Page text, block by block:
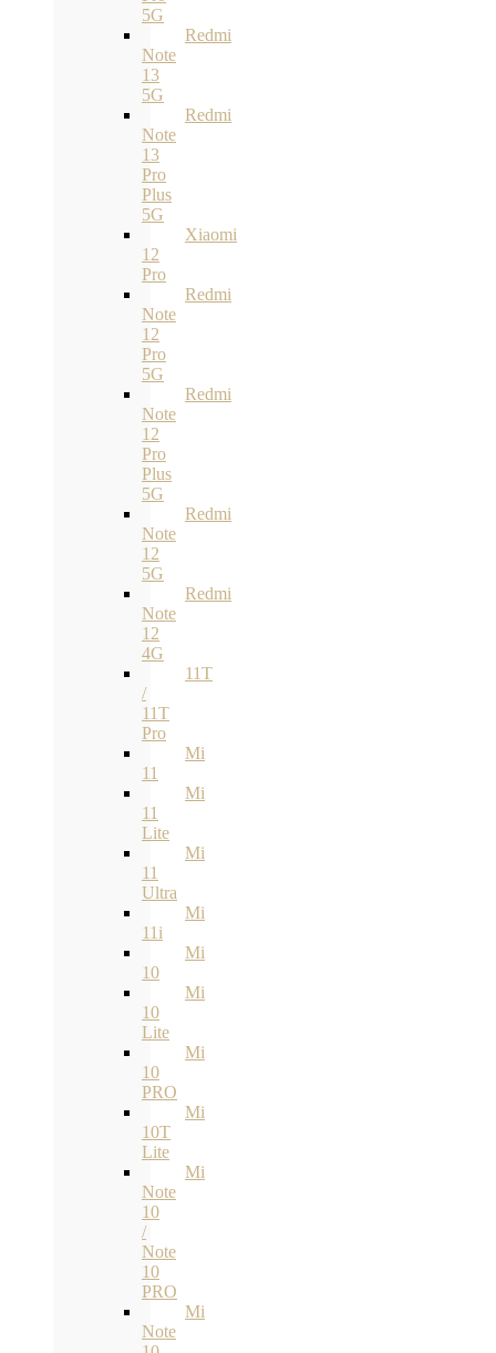
5G
Redmi
Note
13
5G
Redmi
Note
13
Pro
Plus
5G
Xiaomi
12
Pro
Redmi
Note
12
Pro
5G
Redmi
Note
12
Pro
Plus
5G
Redmi
Note
12
5G
Redmi
Note
12
4G
11T
/
11T
Pro
Mi
11
Mi
11
Lite
Mi
11
Ultra
Mi
11i
Mi
10
Mi
10
Lite
Mi
10
PRO
Mi
10T
Lite
Mi
Note
10
/
Note
10
PRO
Mi
Note